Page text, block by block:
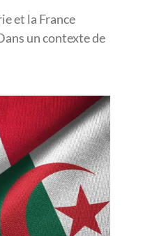
et la France
un contexte de